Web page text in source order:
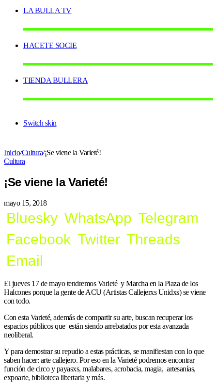
LA BULLA TV
HACETE SOCIE
TIENDA BULLERA
Switch skin
Inicio/Cultura/¡Se viene la Varieté!
Cultura
¡Se viene la Varieté!
mayo 15, 2018
Bluesky WhatsApp Telegram
Facebook Twitter Threads
Email
El jueves 17 de mayo tendremos Varieté y Marcha en la Plaza de los
Halcones porque la gente de ACU (Artistas Callejerxs Unidxs) se viene
con todo.
Con esta Varieté, además de compartir su arte, buscan recuperar los
espacios públicos que están siendo arrebatados por esta avanzada
neoliberal.
Y para demostrar su repudio a estas prácticas, se manifiestan con lo que
saben hacer: arte callejero. Por eso en la Varieté podremos encontrar
función de circo y payasxs, malabares, acrobacia, magia, artesanías,
expoarte, biblioteca libertaria y más.